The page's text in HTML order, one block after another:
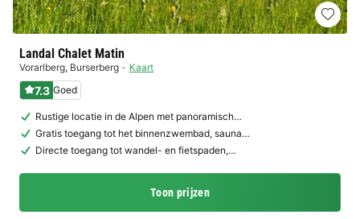
Landal Chalet Matin
Vorarlberg, Burserberg Kaart
7.3 Goed
Rustige locatie in de Alpen met panoramisch…
Gratis toegang tot het binnenzwembad, sauna…
Directe toegang tot wandel- en fietspaden,…
Toon prijzen